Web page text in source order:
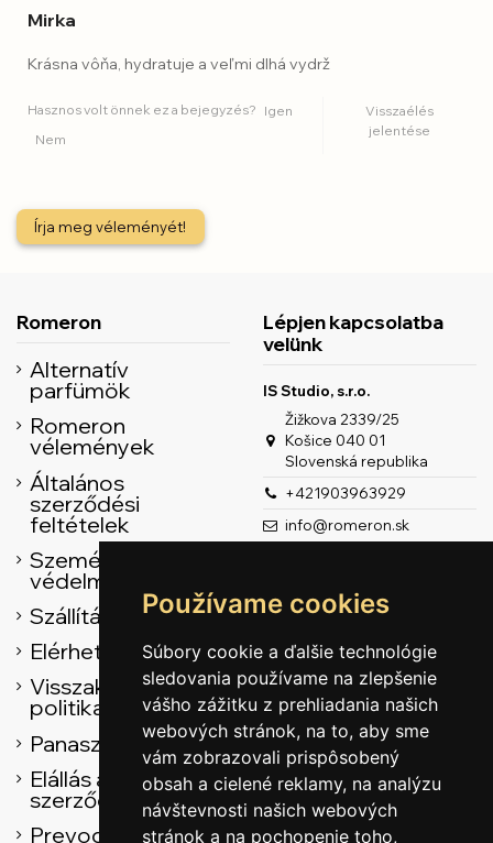
Používame cookies
Súbory cookie a ďalšie technológie
sledovania používame na zlepšenie
vášho zážitku z prehliadania našich
webových stránok, na to, aby sme
vám zobrazovali prispôsobený
obsah a cielené reklamy, na analýzu
návštevnosti našich webových
stránok a na pochopenie toho,
Mirka
Krásna vôňa, hydratuje a veľmi dlhá vydrž
Hasznos volt önnek ez a bejegyzés? Igen
Nem
Visszaélés
jelentése
Írja meg véleményét!
Romeron
Alternatív
parfümök
Romeron
vélemények
Általános
szerződési
feltételek
Személyes adatok
védelme
Szállítás
Elérhetőség
Visszaküldési
politika
Panasz űrlap
Elállás az adásvételi
szerződéstől
Prevodník
Lépjen kapcsolatba
velünk
IS Studio, s.r.o.
Žižkova 2339/25
Košice 040 01
Slovenská republika
+421903963929
info@romeron.sk